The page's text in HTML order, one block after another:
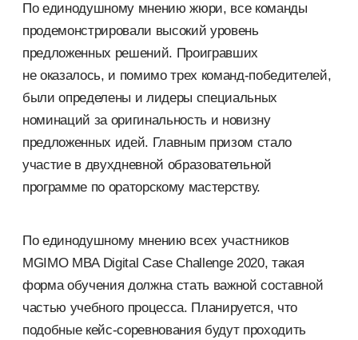
По единодушному мнению жюри, все команды
продемонстрировали высокий уровень
предложенных решений. Проигравших
не оказалось, и помимо трех команд-победителей,
были определены и лидеры специальных
номинаций за оригинальность и новизну
предложенных идей. Главным призом стало
участие в двухдневной образовательной
программе по ораторскому мастерству.
По единодушному мнению всех участников
MGIMO MBA Digital Case Challenge 2020, такая
форма обучения должна стать важной составной
частью учебного процесса. Планируется, что
подобные кейс-соревнования будут проходить